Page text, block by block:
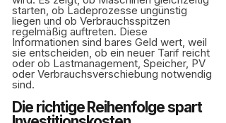
starten, ob Ladeprozesse ungünstig
liegen und ob Verbrauchsspitzen
regelmäßig auftreten. Diese
Informationen sind bares Geld wert, weil
sie entscheiden, ob ein neuer Tarif reicht
oder ob Lastmanagement, Speicher, PV
oder Verbrauchsverschiebung notwendig
sind.
Die richtige Reihenfolge spart